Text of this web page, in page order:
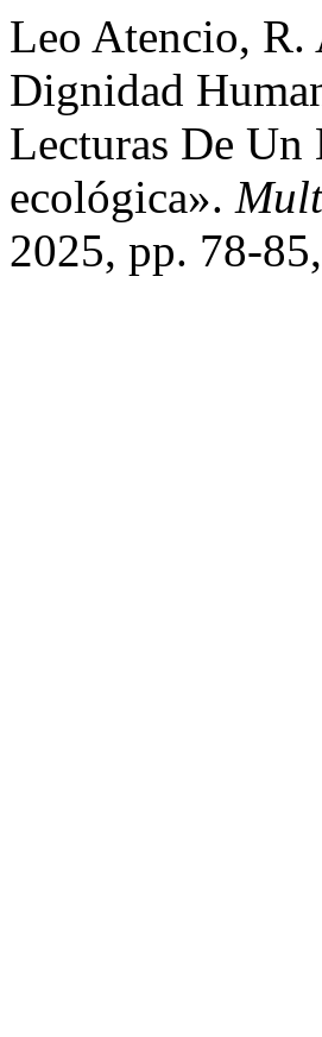
Leo Atencio, R.
Dignidad
Lecturas De Un
ecológica».
2025, pp. 78-